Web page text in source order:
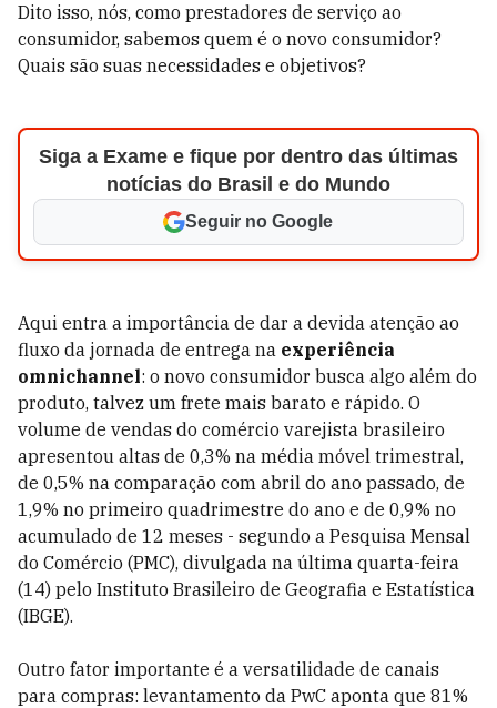
Dito isso, nós, como prestadores de serviço ao
consumidor, sabemos quem é o novo consumidor?
Quais são suas necessidades e objetivos?
Siga a Exame e fique por dentro das últimas
notícias do Brasil e do Mundo
Seguir no Google
Aqui entra a importância de dar a devida atenção ao
fluxo da jornada de entrega na experiência
omnichannel: o novo consumidor busca algo além do
produto, talvez um frete mais barato e rápido. O
volume de vendas do comércio varejista brasileiro
apresentou altas de 0,3% na média móvel trimestral,
de 0,5% na comparação com abril do ano passado, de
1,9% no primeiro quadrimestre do ano e de 0,9% no
acumulado de 12 meses - segundo a Pesquisa Mensal
do Comércio (PMC), divulgada na última quarta-feira
(14) pelo Instituto Brasileiro de Geografia e Estatística
(IBGE).
Outro fator importante é a versatilidade de canais
para compras: levantamento da PwC aponta que 81%